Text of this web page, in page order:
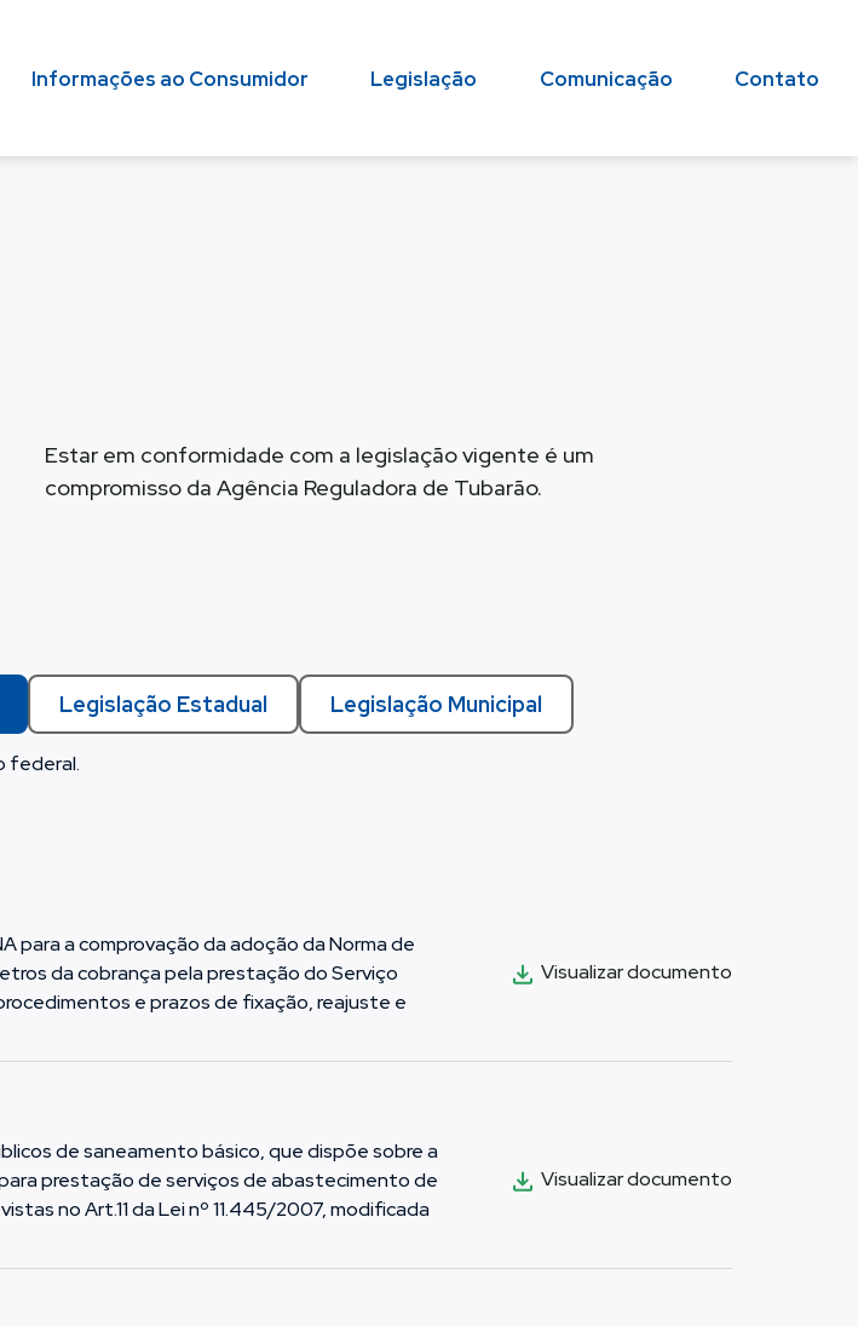
Informações ao Consumidor Legislação Comunicação Contato
Estar em conformidade com a legislação vigente é um
compromisso da Agência Reguladora de Tubarão.
Legislação Estadual Legislação Municipal
federal.
para a comprovação da adoção da Norma de
da cobrança pela prestação do Serviço
e prazos de fixação, reajuste e
Visualizar documento
de saneamento básico, que dispõe sobre a
prestação de serviços de abastecimento de
no Art.11 da Lei nº 11.445/2007, modificada
Visualizar documento